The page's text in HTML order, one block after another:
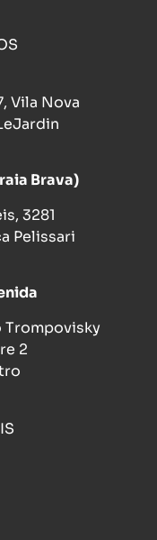
Vila Nova
Brava)
3281
Pelissari
Trompovisky
2